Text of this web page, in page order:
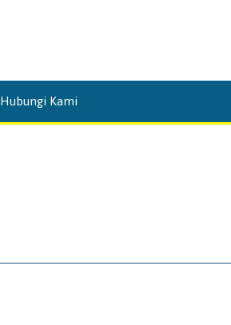
content
Hubungi Kami